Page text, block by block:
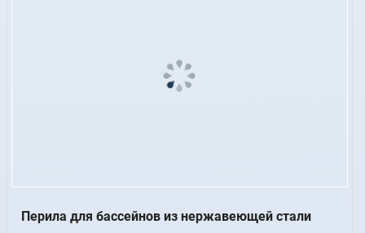
Перила для бассейнов из нержавеющей стали